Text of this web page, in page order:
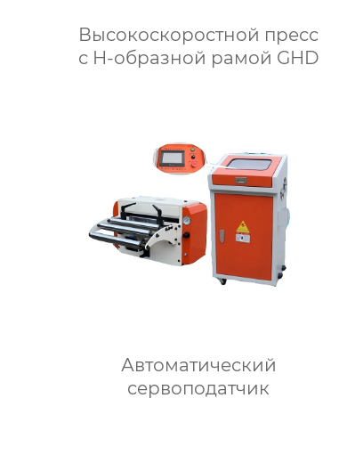
Высокоскоростной пресс
с H-образной рамой GHD
Автоматический
сервоподатчик